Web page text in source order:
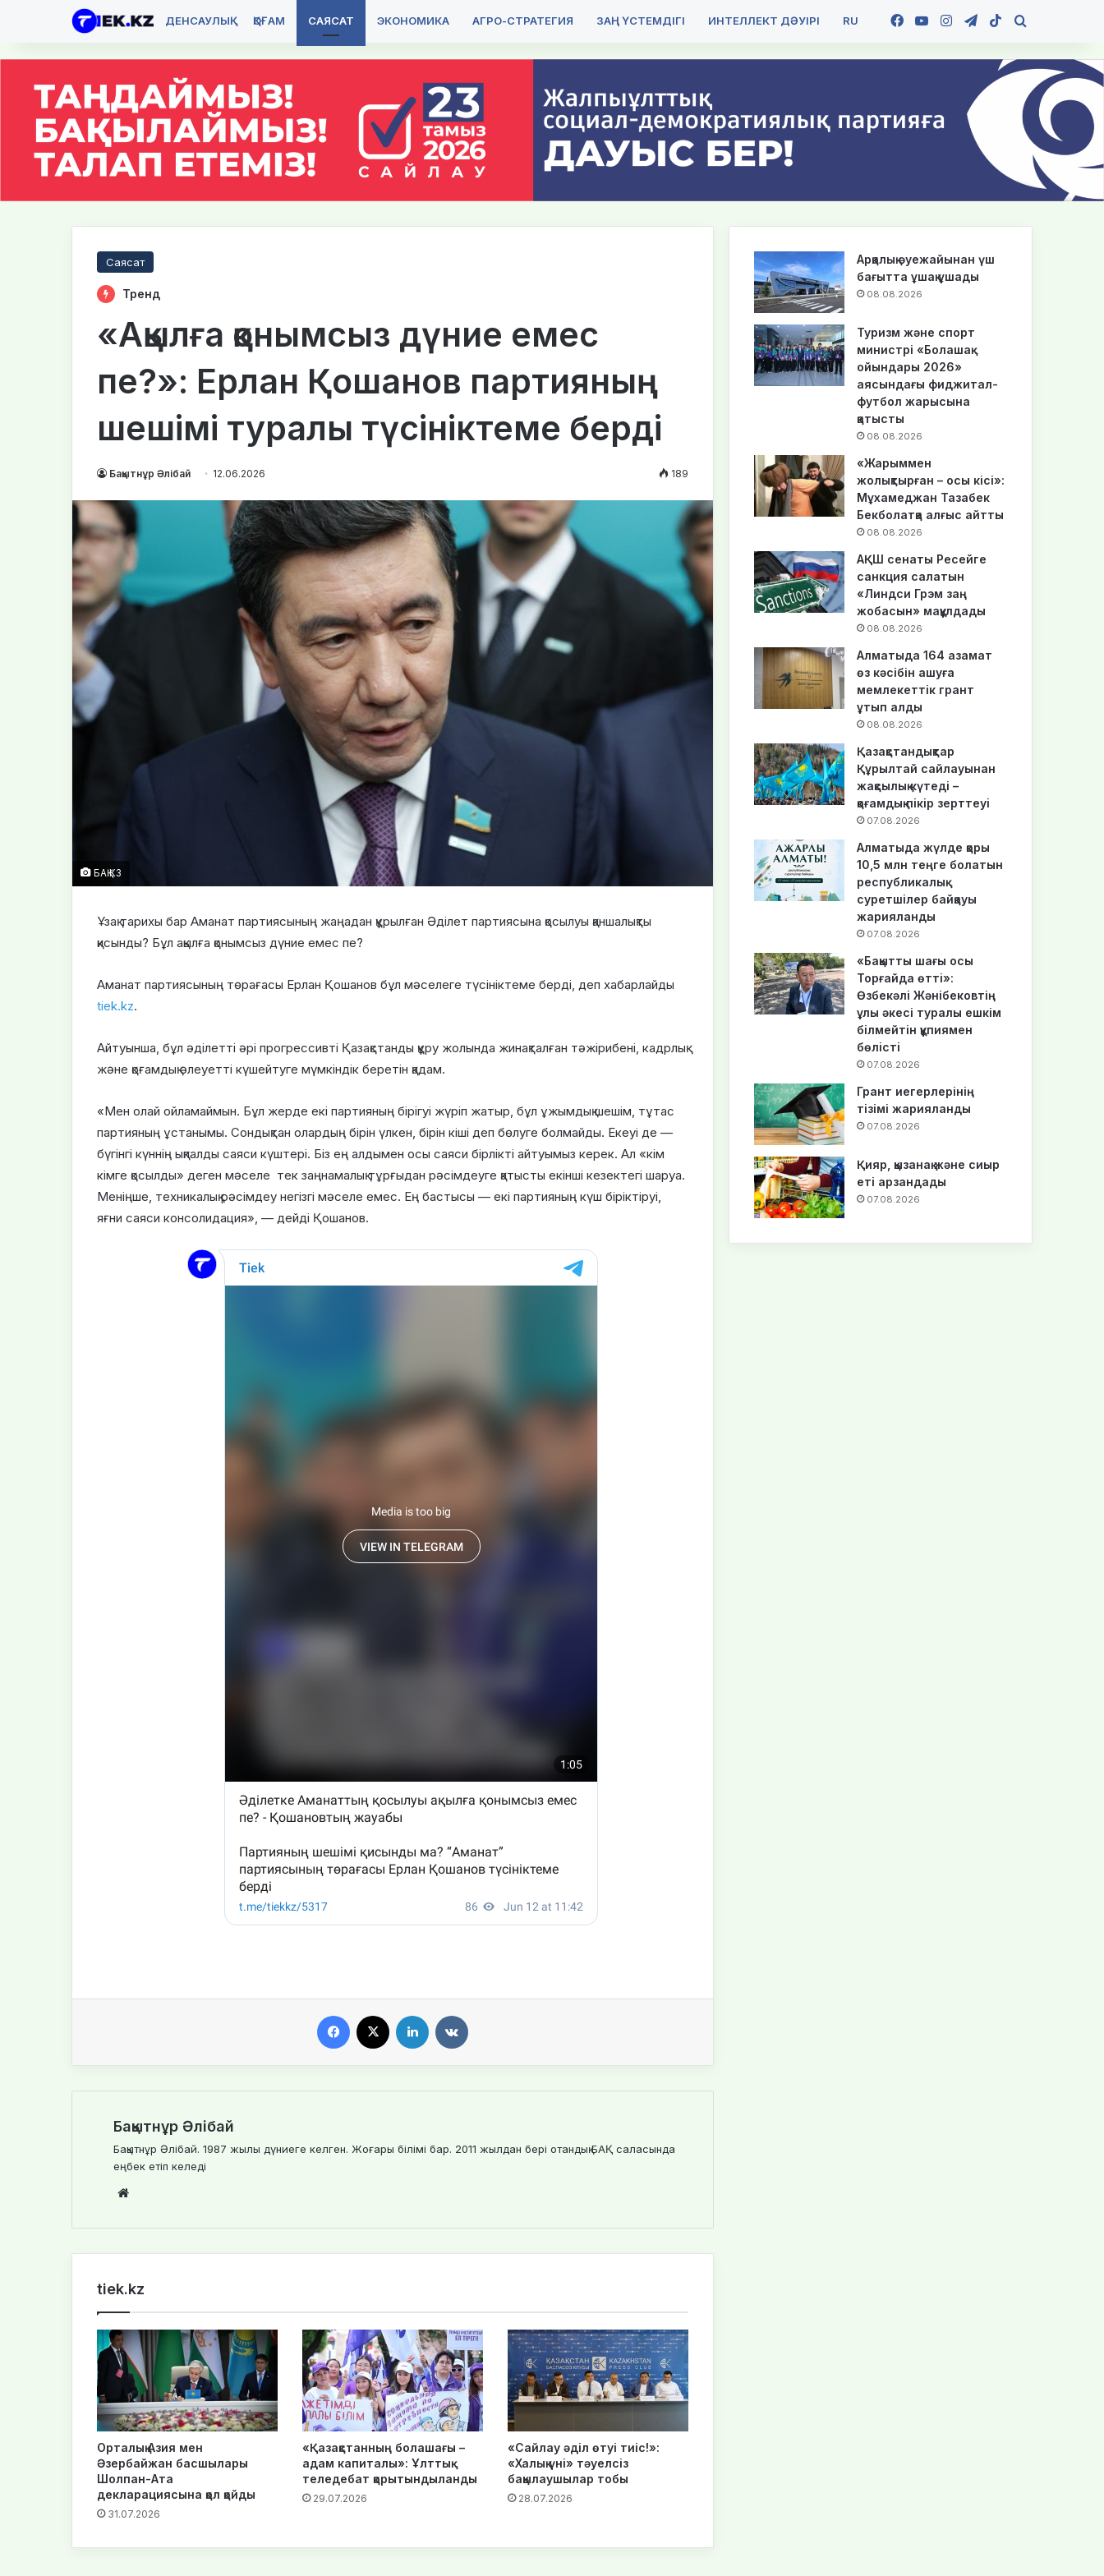
ДЕНСАУЛЫҚ ҚОҒАМ САЯСАТ ЭКОНОМИКА АГРО-СТРАТЕГИЯ ЗАҢ ҮСТЕМДІГІ ИНТЕЛЛЕКТ ДӘУІРІ RU Facebook
YouTubeInstagramTelegram
TikTok
Саясат
Тренд
«Ақылға қонымсыз дүние емес
пе?»: Ерлан Қошанов партияның
шешімі туралы түсініктеме берді
Бақытнұр Әлібай 12.06.2026 189
БАҚ.КЗ
Ұзақ тарихы бар Аманат партиясының жаңадан құрылған Әділет партиясына қосылуы қаншалықты
қисынды? Бұл ақылға қонымсыз дүние емес пе?
Аманат партиясының төрағасы Ерлан Қошанов бұл мәселеге түсініктеме берді, деп хабарлайды
tiek.kz.
Айтуынша, бұл әділетті әрі прогрессивті Қазақстанды құру жолында жинақталған тәжірибені, кадрлық
және қоғамдық әлеуетті күшейтуге мүмкіндік беретін қадам.
«Мен олай ойламаймын. Бұл жерде екі партияның бірігуі жүріп жатыр, бұл ұжымдық шешім, тұтас
партияның ұстанымы. Сондықтан олардың бірін үлкен, бірін кіші деп бөлуге болмайды. Екеуі де —
бүгінгі күннің ықпалды саяси күштері. Біз ең алдымен осы саяси бірлікті айтуымыз керек. Ал «кім
кімге қосылды» деген мәселе тек заңнамалық тұрғыдан рәсімдеуге қатысты екінші кезектегі шаруа.
Меніңше, техникалық рәсімдеу негізгі мәселе емес. Ең бастысы — екі партияның күш біріктіруі,
яғни саяси консолидация», — дейді Қошанов.
Бақытнұр Әлібай
Бақытнұр Әлібай. 1987 жылы дүниеге келген. Жоғары білімі бар. 2011 жылдан бері отандық БАҚ саласында
еңбек етіп келеді
te
tiek.kz
Орталық Азия мен
Әзербайжан басшылары
Шолпан-Ата
декларациясына қол қойды
31.07.2026
«Қазақстанның болашағы –
адам капиталы»: Ұлттық
теледебат қорытындыланды
29.07.2026
«Сайлау әділ өтуі тиіс!»:
«Халық үні» тәуелсіз
бақылаушылар тобы
28.07.2026
Арқалық әуежайынан үш
бағытта ұшақ ұшады
08.08.2026
Туризм және спорт
министрі «Болашақ
ойындары 2026»
аясындағы фиджитал-
футбол жарысына
қатысты
08.08.2026
«Жарыммен
жолықтырған – осы кісі»:
Мұхамеджан Тазабек
Бекболатқа алғыс айтты
08.08.2026
АҚШ сенаты Ресейге
санкция салатын
«Линдси Грэм заң
жобасын» мақұлдады
08.08.2026
Алматыда 164 азамат
өз кәсібін ашуға
мемлекеттік грант
ұтып алды
08.08.2026
Қазақстандықтар
Құрылтай сайлауынан
жақсылық күтеді –
қоғамдық пікір зерттеуі
07.08.2026
Алматыда жүлде қоры
10,5 млн теңге болатын
республикалық
суретшілер байқауы
жарияланды
07.08.2026
«Бақытты шағы осы
Торғайда өтті»:
Өзбекәлі Жәнібековтің
ұлы әкесі туралы ешкім
білмейтін құпиямен
бөлісті
07.08.2026
Грант иегерлерінің
тізімі жарияланды
07.08.2026
Қияр, қызанақ және сиыр
еті арзандады
07.08.2026